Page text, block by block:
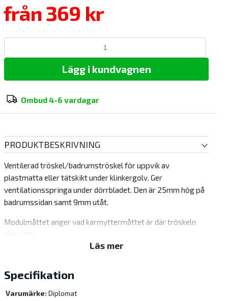
från369 kr
Lägg i kundvagnen
Ombud4-6 vardagar
PRODUKTBESKRIVNING
Ventilerad tröskel/badrumströskel för uppvik av
plastmatta eller tätskikt under klinkergolv. Ger
ventilationsspringa under dörrbladet. Den är 25mm hög på
badrumssidan samt 9mm utåt.
Modulmåttet anger vad karmyttermåttet är där tröskeln
ska sitta.
Läs mer
Specifikation
Varumärke: Diplomat